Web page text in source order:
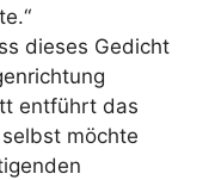
dieses Gedicht
entführt das
möchte